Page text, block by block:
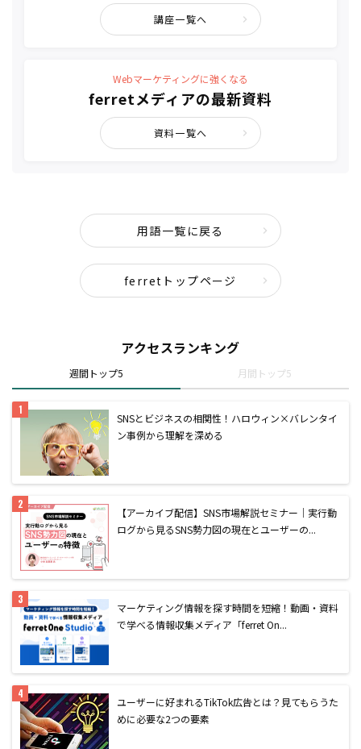
講座一覧へ
Webマーケティングに強くなる
ferretメディアの最新資料
資料一覧へ
用語一覧に戻る
ferretトップページ
アクセスランキング
週間トップ5 月間トップ5
SNSとビジネスの相関性！ハロウィン×バレンタイ
ン事例から理解を深める
【アーカイブ配信】SNS市場解説セミナー｜実行動
ログから見るSNS勢力図の現在とユーザーの...
マーケティング情報を探す時間を短縮！動画・資料
で学べる情報収集メディア「ferret On...
ユーザーに好まれるTikTok広告とは？見てもらうた
めに必要な2つの要素